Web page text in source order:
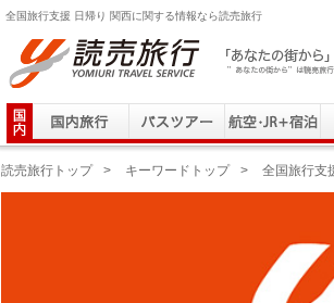
全国旅行支援 日帰り 関西に関する情報なら読売旅行
読売旅行 「あなたの街から」旅にでる｜Yomiuri Travel
読売旅行トップ > キーワードトップ > 全国旅行支